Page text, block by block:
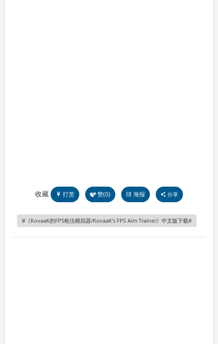
收藏 打赏 赞(0) 海报 分享
《KovaaK的FPS枪法模拟器/KovaaK's FPS Aim Trainer》中文版下载